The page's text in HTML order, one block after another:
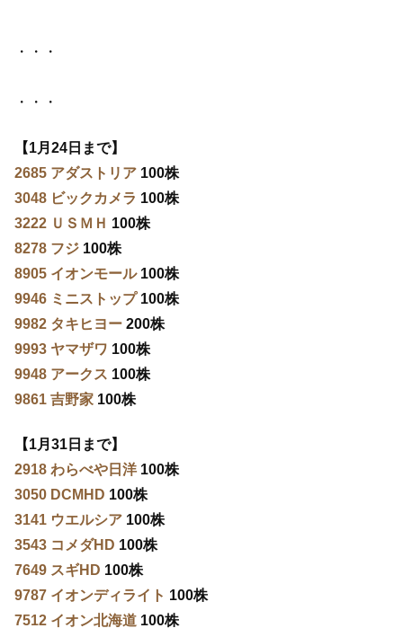
・・・
・・・
【1月24日まで】
2685 アダストリア 100株
3048 ビックカメラ 100株
3222 ＵＳＭＨ 100株
8278 フジ 100株
8905 イオンモール100株
9946 ミニストップ100株
9982 タキヒヨー 200株
9993 ヤマザワ 100株
9948 アークス 100株
9861 吉野家 100株
【1月31日まで】
2918 わらべや日洋100株
3050 DCMHD 100株
3141 ウエルシア 100株
3543 コメダHD 100株
7649 スギHD 100株
9787 イオンディライト 100株
7512 イオン北海道 100株